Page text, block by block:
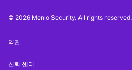
© 2026 Menlo Security. All rights reserved.
약관
신뢰 센터